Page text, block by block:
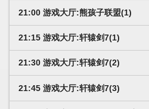
21:00 游戏大厅:熊孩子联盟(1)
21:15 游戏大厅:轩辕剑7(1)
21:30 游戏大厅:轩辕剑7(2)
21:45 游戏大厅:轩辕剑7(3)